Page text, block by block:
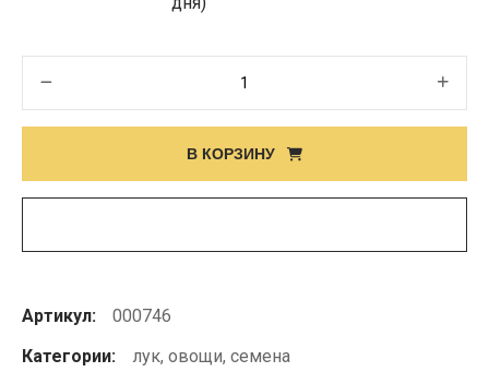
Семена
В КОРЗИНУ
Артикул:
000746
Категории:
лук, овощи, семена